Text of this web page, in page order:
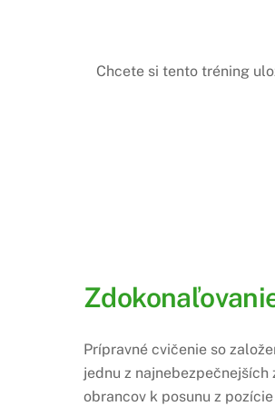
Chcete si tento tréning
Prípravné cvičenie so
jednu z
obrancov k posunu z